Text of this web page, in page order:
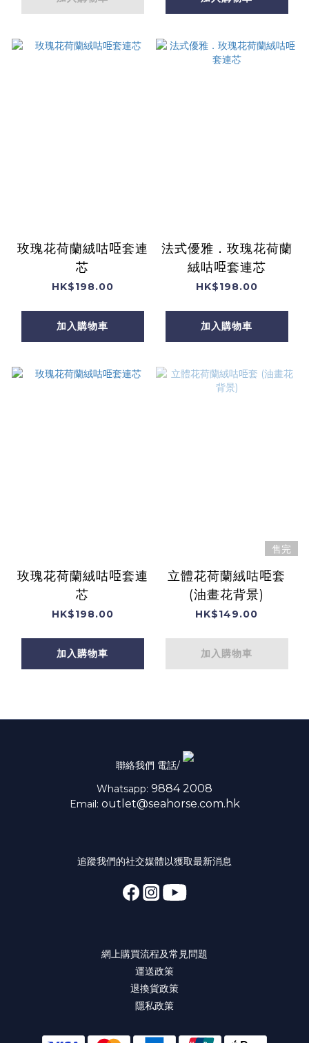
玫瑰花荷蘭絨咕𠱸套連
芯
HK$198.00
加入購物車
法式優雅．玫瑰花荷蘭
絨咕𠱸套連芯
HK$198.00
加入購物車
玫瑰花荷蘭絨咕𠱸套連
芯
HK$198.00
加入購物車
售完
立體花荷蘭絨咕𠱸套
(油畫花背景)
HK$149.00
加入購物車
聯絡我們 電話/
Whatsapp: 9884 2008
Email: outlet@seahorse.com.hk
追蹤我們的社交媒體以獲取最新消息
網上購買流程及常見問題
運送政策
退換貨政策
隱私政策